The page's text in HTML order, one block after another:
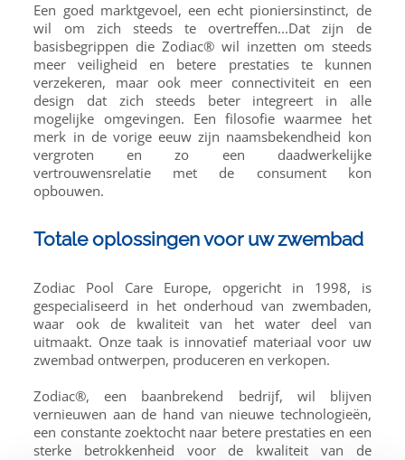
Een goed marktgevoel, een echt pioniersinstinct, de
wil om zich steeds te overtreffen...Dat zijn de
basisbegrippen die Zodiac® wil inzetten om steeds
meer veiligheid en betere prestaties te kunnen
verzekeren, maar ook meer connectiviteit en een
design dat zich steeds beter integreert in alle
mogelijke omgevingen. Een filosofie waarmee het
merk in de vorige eeuw zijn naamsbekendheid kon
vergroten en zo een daadwerkelijke
vertrouwensrelatie met de consument kon
opbouwen.
Totale oplossingen voor uw zwembad
Zodiac Pool Care Europe, opgericht in 1998, is
gespecialiseerd in het onderhoud van zwembaden,
waar ook de kwaliteit van het water deel van
uitmaakt. Onze taak is innovatief materiaal voor uw
zwembad ontwerpen, produceren en verkopen.
Zodiac®, een baanbrekend bedrijf, wil blijven
vernieuwen aan de hand van nieuwe technologieën,
een constante zoektocht naar betere prestaties en een
sterke betrokkenheid voor de kwaliteit van de